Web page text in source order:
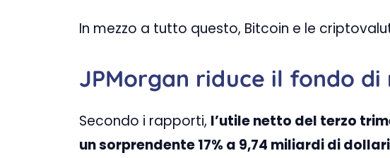
In mezzo a tutto questo, Bitcoin e le
JPMorgan riduce il fondo di
Secondo i rapporti, l’utile netto del terzo
un sorprendente 17% a 9,74 miliardi di dollari